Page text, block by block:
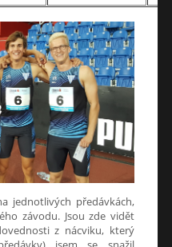
jednotlivých předávkách,
závodu. Jsou zde vidět
z nácviku, který